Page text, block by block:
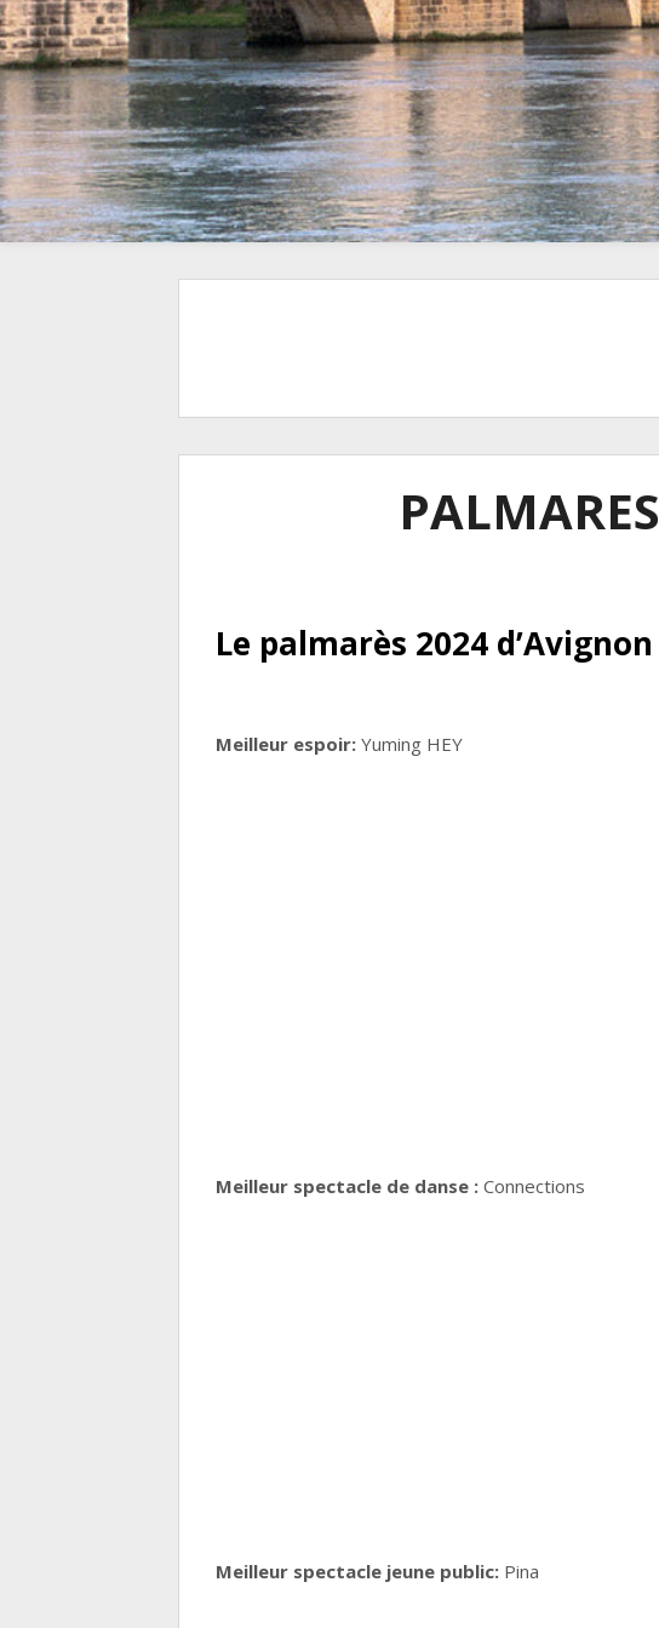
Le palmarès 2024
Meilleur espoir: Yuming HEY
Meilleur spectacle de danse : Connections
Meilleur spectacle jeune public: Pina